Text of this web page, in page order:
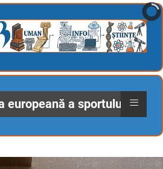
europeană a sportului ≡